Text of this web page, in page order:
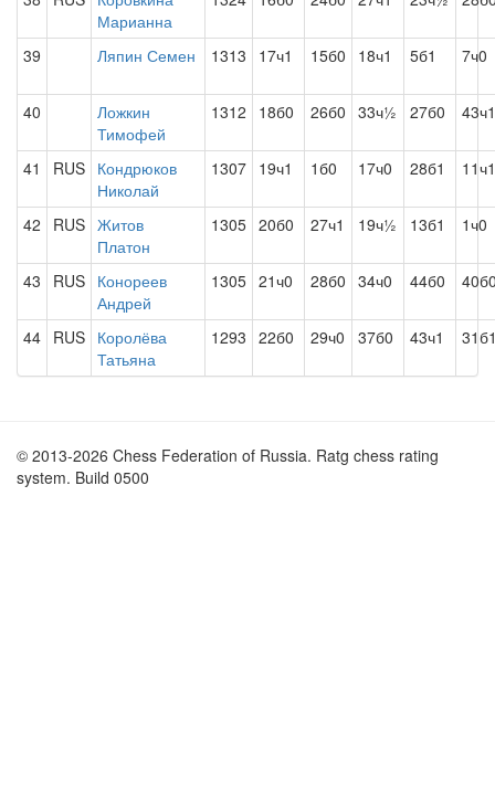
Марианна
39 Ляпин Семен 1313 17ч1 15б0 18ч1 5б1 7ч0
40
Ложкин
Тимофей
1312 18б0 26б0 33ч½ 27б0 43ч1
41 RUS Кондрюков
Николай
1307 19ч1 1б0 17ч0 28б1 11ч1
42 RUS Житов
Платон
1305 20б0 27ч1 19ч½ 13б1 1ч0
43 RUS Конореев
Андрей
1305 21ч0 28б0 34ч0 44б0
44 RUS Королёва
Татьяна
1293 22б0 29ч0 37б0 43ч1
© 2013-2026 Chess Federation of Russia. Ratg chess rating
system. Build 0500